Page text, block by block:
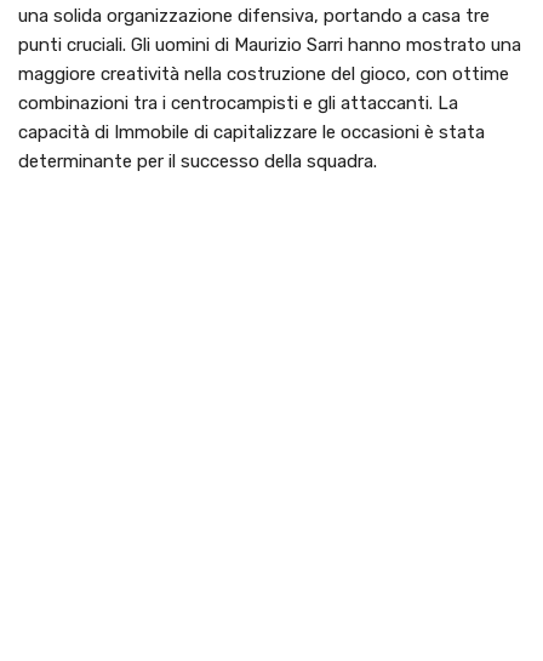
una solida organizzazione difensiva, portando a casa tre
punti cruciali. Gli uomini di Maurizio Sarri hanno mostrato una
maggiore creatività nella costruzione del gioco, con ottime
combinazioni tra i centrocampisti e gli attaccanti. La
capacità di Immobile di capitalizzare le occasioni è stata
determinante per il successo della squadra.